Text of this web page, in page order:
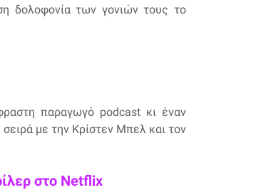
δολοφονία των γονιών τους το
παραγωγό podcast κι έναν
με την Κρίστεν Μπελ και τον
στο Netflix